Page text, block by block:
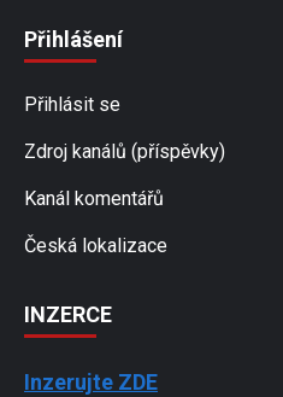
Přihlášení
Přihlásit se
Zdroj kanálů (příspěvky)
Kanál komentářů
Česká lokalizace
INZERCE
Inzerujte ZDE